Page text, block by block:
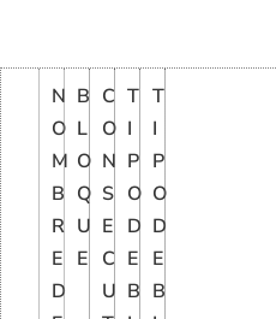
N
O
M
B
R
E
D
B
L
O
Q
U
E
C
O
N
S
E
C
U
T
I
P
O
D
E
B
T
I
P
O
D
E
B